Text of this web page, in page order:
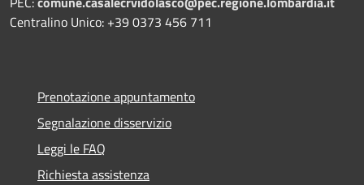
Centralino Unico: +39 0373 456 711
Prenotazione appuntamento
Segnalazione disservizio
Leggi le FAQ
Richiesta assistenza